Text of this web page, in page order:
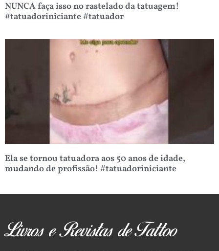
NUNCA faça isso no rastelado da tatuagem!
#tatuadoriniciante #tatuador
Ela se tornou tatuadora aos 50 anos de idade,
mudando de profissão! #tatuadoriniciante
Livros e Revistas de Tattoo